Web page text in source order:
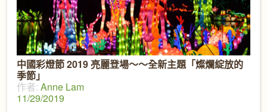
中國彩燈節 2019 亮麗登場～～全新主題「燦爛綻放的
季節」
作者: Anne Lam
11/29/2019